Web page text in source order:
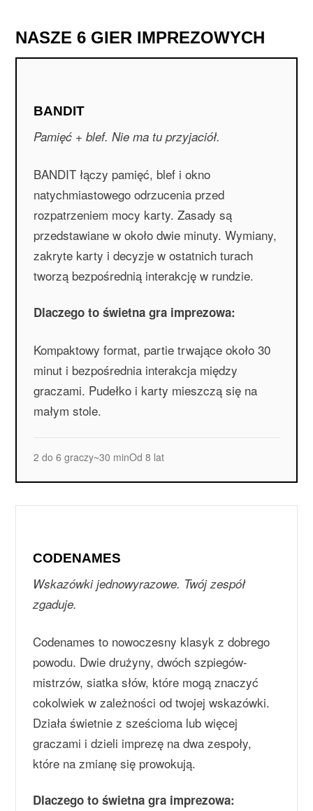
NASZE 6 GIER IMPREZOWYCH
BANDIT
Pamięć + blef. Nie ma tu przyjaciół.
BANDIT łączy pamięć, blef i okno
natychmiastowego odrzucenia przed
rozpatrzeniem mocy karty. Zasady są
przedstawiane w około dwie minuty. Wymiany,
zakryte karty i decyzje w ostatnich turach
tworzą bezpośrednią interakcję w rundzie.
Dlaczego to świetna gra imprezowa:
Kompaktowy format, partie trwające około 30
minut i bezpośrednia interakcja między
graczami. Pudełko i karty mieszczą się na
małym stole.
2 do 6 graczy~30 minOd 8 lat
CODENAMES
Wskazówki jednowyrazowe. Twój zespół
zgaduje.
Codenames to nowoczesny klasyk z dobrego
powodu. Dwie drużyny, dwóch szpiegów-
mistrzów, siatka słów, które mogą znaczyć
cokolwiek w zależności od twojej wskazówki.
Działa świetnie z sześcioma lub więcej
graczami i dzieli imprezę na dwa zespoły,
które na zmianę się prowokują.
Dlaczego to świetna gra imprezowa: